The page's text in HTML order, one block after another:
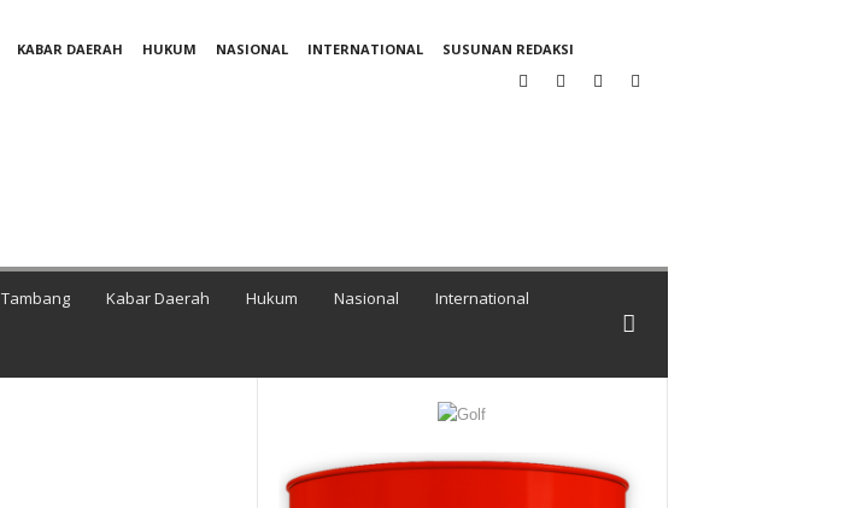
KABAR DAERAH HUKUM NASIONAL INTERNATIONAL SUSUNAN REDAKSI
Tambang Kabar Daerah Hukum Nasional International